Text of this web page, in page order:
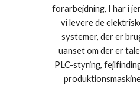
forarbejdning, I har i
vi levere de
systemer, der er
uanset om der er
PLC-styring,